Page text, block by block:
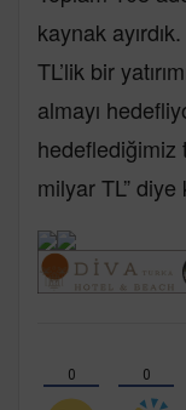
kaynak
TL’lik bir
almayı
hedeflediğimiz
milyar TL”
0 0